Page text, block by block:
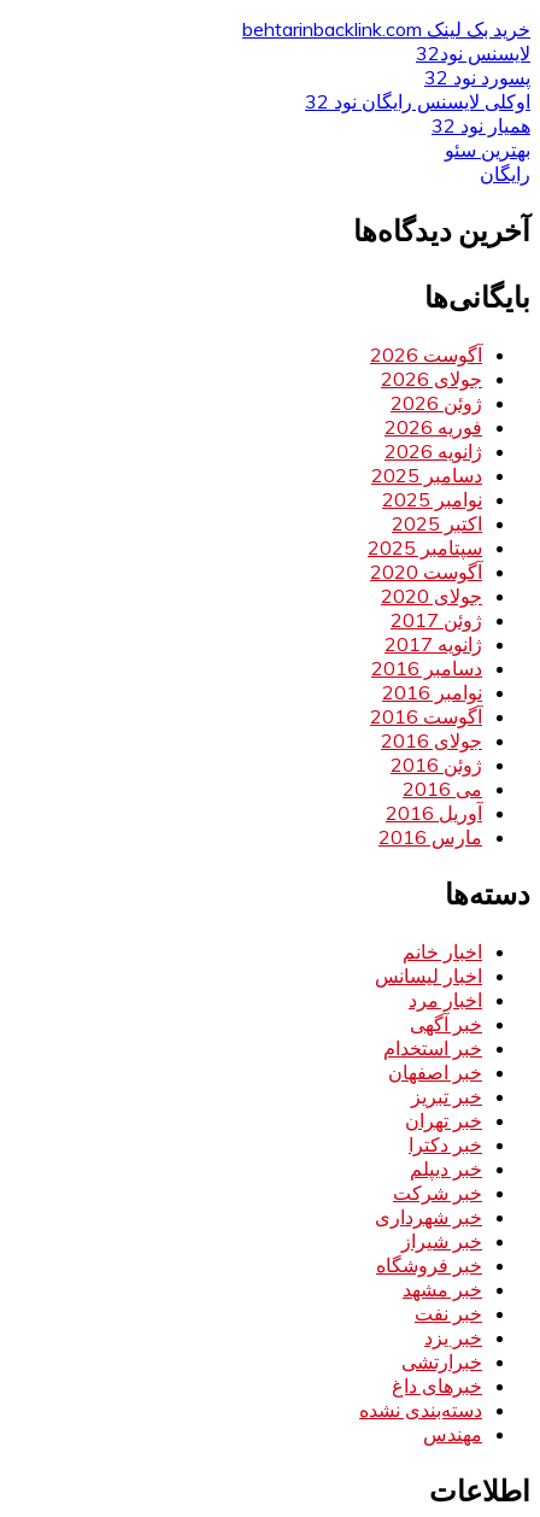
خرید بک لینک behtarinbacklink.com
لایسنس نود32
پسورد نود 32
اوکلی لایسنس رایگان نود 32
همیار نود 32
بهترین سئو
رایگان
آخرین دیدگاه‌ها
بایگانی‌ها
آگوست 2026
جولای 2026
ژوئن 2026
فوریه 2026
ژانویه 2026
دسامبر 2025
نوامبر 2025
اکتبر 2025
سپتامبر 2025
آگوست 2020
جولای 2020
ژوئن 2017
ژانویه 2017
دسامبر 2016
نوامبر 2016
آگوست 2016
جولای 2016
ژوئن 2016
می 2016
آوریل 2016
مارس 2016
دسته‌ها
اخبار خانم
اخبار لیسانس
اخبار مرد
خبر آگهی
خبر استخدام
خبر اصفهان
خبر تبریز
خبر تهران
خبر دکترا
خبر دیپلم
خبر شرکت
خبر شهرداری
خبر شیراز
خبر فروشگاه
خبر مشهد
خبر نفت
خبر یزد
خبرارتشی
خبرهای داغ
دسته‌بندی نشده
مهندس
اطلاعات